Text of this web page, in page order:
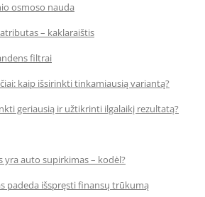
osmoso nauda
– kaklaraištis
filtrai
kaip išsirinkti tinkamiausią variantą?
geriausią ir užtikrinti ilgalaikį rezultatą?
yra auto supirkimas – kodėl?
padeda išspręsti finansų trūkumą